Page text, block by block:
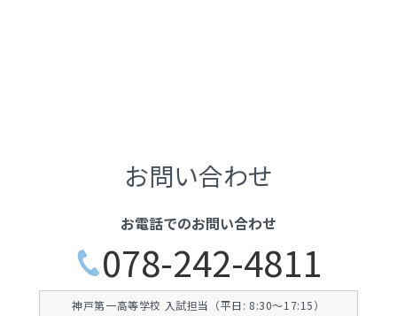
お問い合わせ
お電話でのお問い合わせ
078-242-4811
神戸第一高等学校 入試担当（平日: 8:30〜17:15）